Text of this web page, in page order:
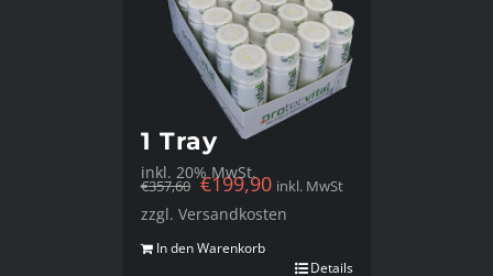
1 Tray
€357,60 €199,90 inkl. MwSt
inkl. 20% MwSt.
zzgl. Versandkosten
In den Warenkorb
Details